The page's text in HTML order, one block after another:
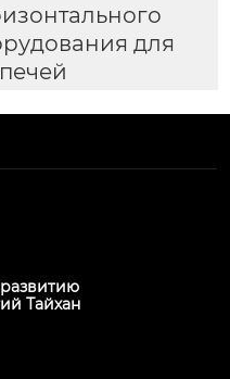
для
Тайхан